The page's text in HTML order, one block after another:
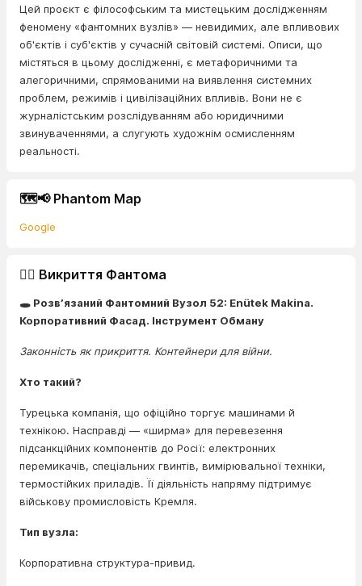
Цей проєкт є філософським та мистецьким дослідженням
феномену «фантомних вузлів» — невидимих, але впливових
об'єктів і суб'єктів у сучасній світовій системі. Описи, що
містяться в цьому дослідженні, є метафоричними та
алегоричними, спрямованими на виявлення системних
проблем, режимів і цивілізаційних впливів. Вони не є
журналістським розслідуванням або юридичними
звинуваченнями, а слугують художнім осмисленням
реальності.
🗺️📢 Phantom Map
Google
🕵️‍♂️ Викриття Фантома
🕳️ Розв’язаний Фантомний Вузол 52: Enütek Makina.
Корпоративний Фасад. Інструмент Обману
Законність як прикриття. Контейнери для війни.
Хто такий?
Турецька компанія, що офіційно торгує машинами й
технікою. Насправді — «ширма» для перевезення
підсанкційних компонентів до Росії: електронних
перемикачів, спеціальних гвинтів, вимірювальної техніки,
термостійких приладів. Її діяльність напряму підтримує
військову промисловість Кремля.
Тип вузла:
Корпоративна структура-привид.